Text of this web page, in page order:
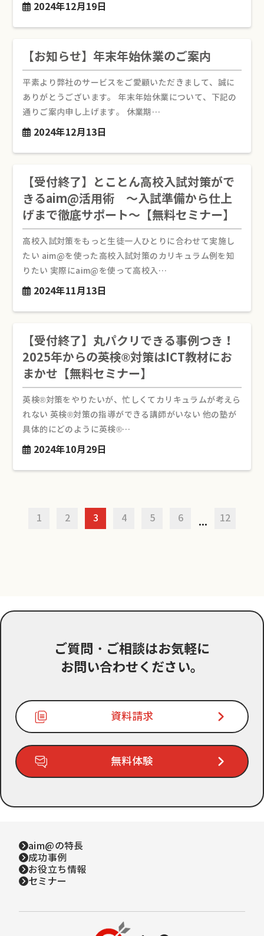
2024年12月19日
【お知らせ】年末年始休業のご案内
平素より弊社のサービスをご愛顧いただきまして、誠に
ありがとうございます。 年末年始休業について、下記の
通りご案内申し上げます。 休業期…
2024年12月13日
【受付終了】とことん高校入試対策がで
きるaim@活用術 ～入試準備から仕上
げまで徹底サポート～【無料セミナー】
高校入試対策をもっと生徒一人ひとりに合わせて実施し
たい aim@を使った高校入試対策のカリキュラム例を知
りたい 実際にaim@を使って高校入…
2024年11月13日
【受付終了】丸パクリできる事例つき！
2025年からの英検®対策はICT教材にお
まかせ【無料セミナー】
英検®対策をやりたいが、忙しくてカリキュラムが考えら
れない 英検®対策の指導ができる講師がいない 他の塾が
具体的にどのように英検®︎…
2024年10月29日
1 2 3 4 5 6 ... 12
ご質問・ご相談はお気軽に
お問い合わせください。
資料請求
無料体験
aim@の特長
成功事例
お役立ち情報
セミナー